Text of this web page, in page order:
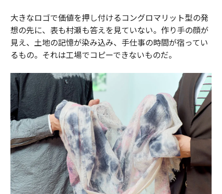
大きなロゴで価値を押し付けるコングロマリット型の発
想の先に、表も村瀬も答えを見ていない。作り手の顔が
見え、土地の記憶が染み込み、手仕事の時間が宿ってい
るもの。それは工場でコピーできないものだ。